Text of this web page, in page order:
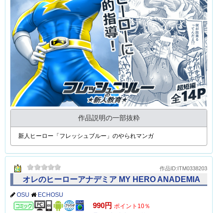
作品説明の一部抜粋
幼馴染のデカチン大学生ノンケくんとえっちしちゃう話です
作品ID:ITM0338244
フレッシュブルーの新人教育
敗得屋さん 自由揚羽
コミック 550円 ポイント10％
キーワード: ぴっちりスーツ ヒーロー 雄っぱい ガチムチ 筋肉 乳首責め